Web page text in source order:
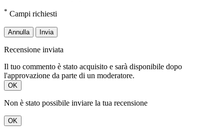
* Campi richiesti
Annulla Invia
Recensione inviata
Il tuo commento è stato acquisito e sarà disponibile dopo
l'approvazione da parte di un moderatore.
OK
Non è stato possibile inviare la tua recensione
OK